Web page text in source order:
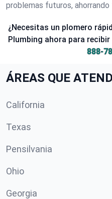
problemas futuros,
¿Necesitas un plomero
Plumbing ahora para recibir
888-
ÁREAS QUE
California
Texas
Pensilvania
Ohio
Georgia